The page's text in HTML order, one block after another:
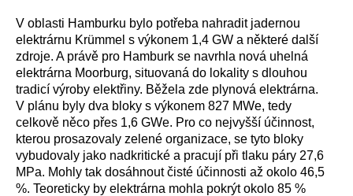
V oblasti Hamburku bylo potřeba nahradit jadernou
elektrárnu Krümmel s výkonem 1,4 GW a některé další
zdroje. A právě pro Hamburk se navrhla nová uhelná
elektrárna Moorburg, situovaná do lokality s dlouhou
tradicí výroby elektřiny. Běžela zde plynová elektrárna.
V plánu byly dva bloky s výkonem 827 MWe, tedy
celkově něco přes 1,6 GWe. Pro co nejvyšší účinnost,
kterou prosazovaly zelené organizace, se tyto bloky
vybudovaly jako nadkritické a pracují při tlaku páry 27,6
MPa. Mohly tak dosáhnout čisté účinnosti až okolo 46,5
%. Teoreticky by elektrárna mohla pokrýt okolo 85 %